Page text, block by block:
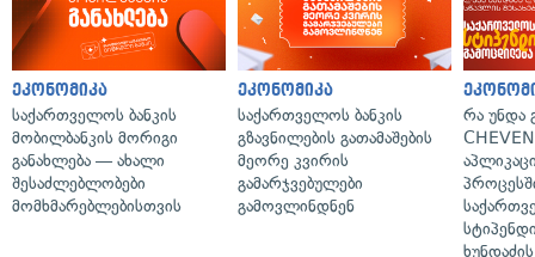
ეკონომიკა
საქართველოს ბანკის
მობილბანკის მორიგი
განახლება — ახალი
შესაძლებლობები
მომხმარებლებისთვის
ეკონომიკა
საქართველოს ბანკის
გზავნილების გათამაშების
მეორე კვირის
გამარჯვებულები
გამოვლინდნენ
რა უნდა